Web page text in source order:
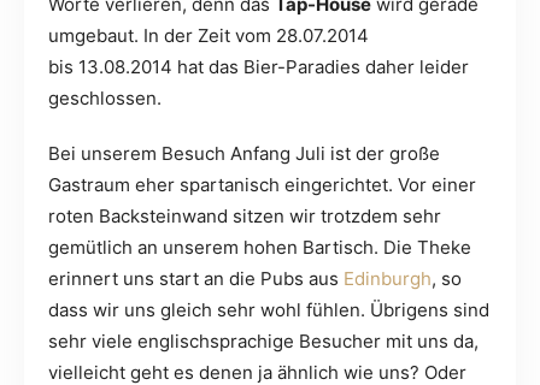
umgebaut. In der Zeit vom 28.07.2014
bis 13.08.2014 hat das Bier-Paradies daher leider
geschlossen.
Bei unserem Besuch Anfang Juli ist der große
Gastraum eher spartanisch eingerichtet. Vor einer
roten Backsteinwand sitzen wir trotzdem sehr
gemütlich an unserem hohen Bartisch. Die Theke
erinnert uns start an die Pubs aus Edinburgh, so
dass wir uns gleich sehr wohl fühlen. Übrigens sind
sehr viele englischsprachige Besucher mit uns da,
vielleicht geht es denen ja ähnlich wie uns? Oder